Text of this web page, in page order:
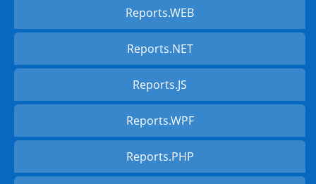
Reports.WEB
Reports.NET
Reports.JS
Reports.WPF
Reports.PHP